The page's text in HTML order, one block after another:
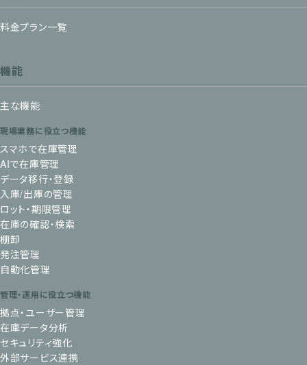
料金プラン一覧
機能
主な機能
現場業務に役立つ機能
スマホで在庫管理
AIで在庫管理
データ移行・登録
入庫/出庫の管理
ロット・期限管理
在庫の確認・検索
棚卸
発注管理
自動化管理
管理・運用に役立つ機能
拠点・ユーザー管理
在庫データ分析
セキュリティ強化
外部サービス連携